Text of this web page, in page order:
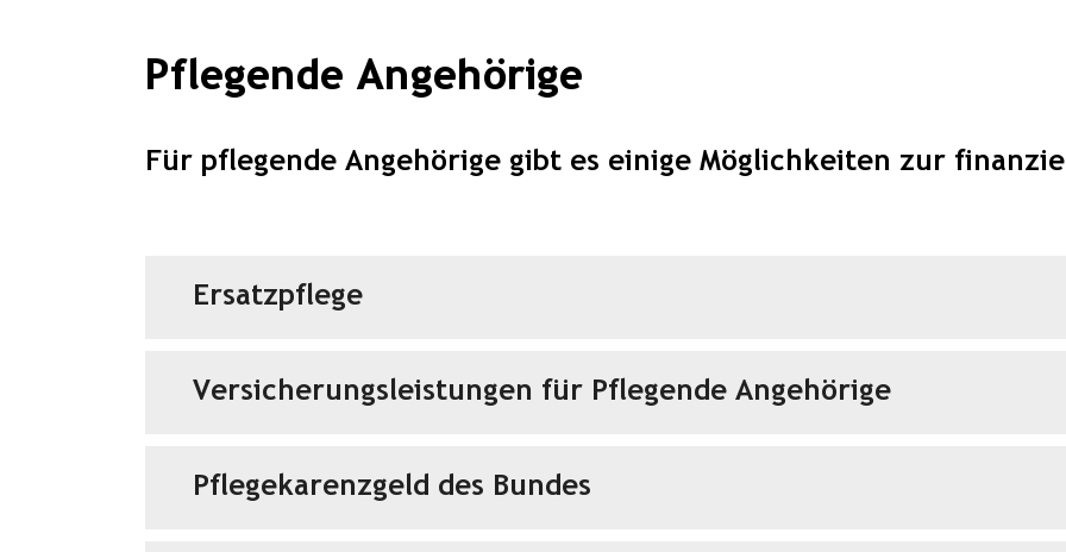
Pflegende Angehörige
Für pflegende Angehörige gibt es einige Möglichkeiten zur
Ersatzpflege
Versicherungsleistungen für Pflegende Angehörige
Pflegekarenzgeld des Bundes